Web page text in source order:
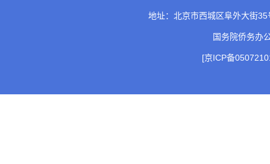
地址：北京市西城区阜外大街
国务院侨务
[京ICP备